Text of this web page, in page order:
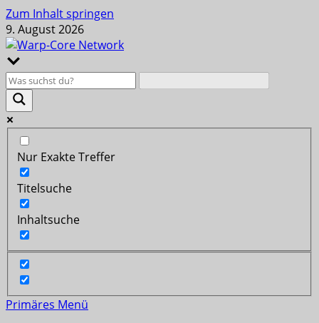
Zum Inhalt springen
9. August 2026
Nur Exakte Treffer
Titelsuche
Inhaltsuche
Primäres Menü